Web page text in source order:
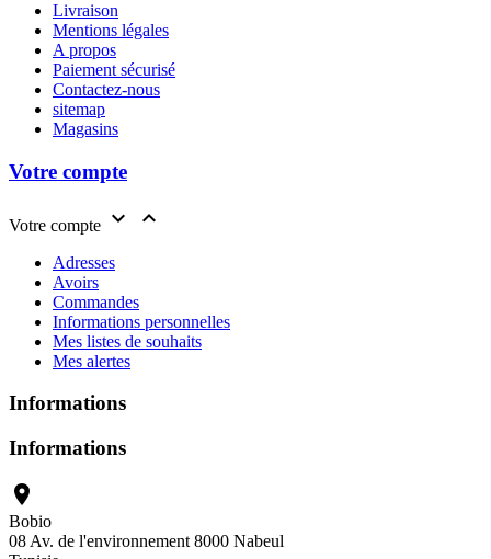
Livraison
Mentions légales
A propos
Paiement sécurisé
Contactez-nous
sitemap
Magasins
Votre compte
Votre compte  
Adresses
Avoirs
Commandes
Informations personnelles
Mes listes de souhaits
Mes alertes
Informations
Informations

Bobio
08 Av. de l'environnement 8000 Nabeul